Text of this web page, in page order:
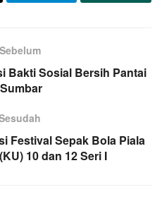
Bakti Sosial Bersih Pantai
Festival Sepak Bola Piala
10 dan 12 Seri I